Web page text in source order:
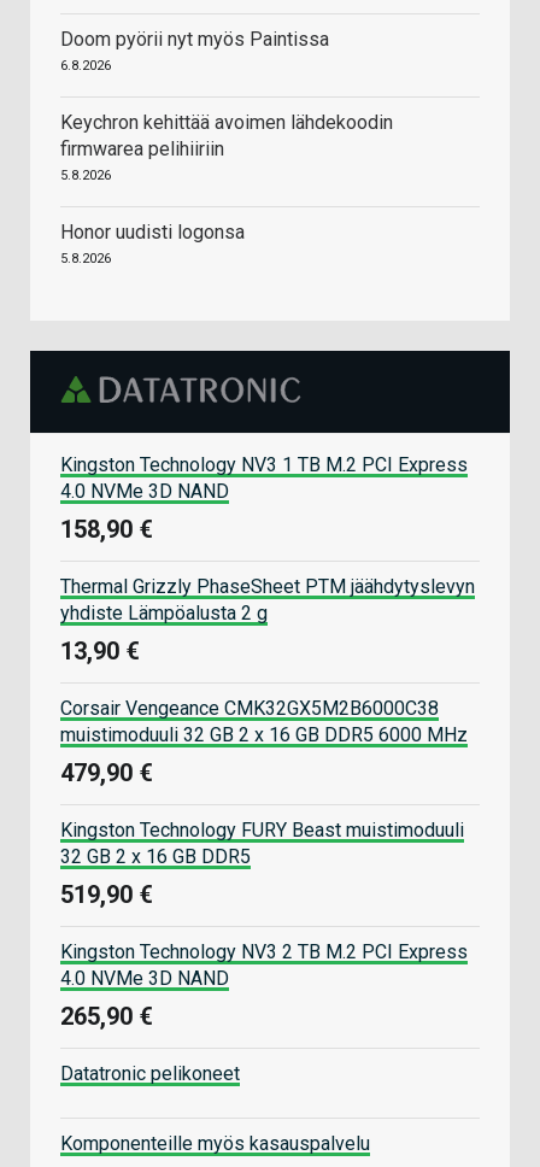
Doom pyörii nyt myös Paintissa
6.8.2026
Keychron kehittää avoimen lähdekoodin
firmwarea pelihiiriin
5.8.2026
Honor uudisti logonsa
5.8.2026
Kingston Technology NV3 1 TB M.2 PCI Express
4.0 NVMe 3D NAND
158,90 €
Thermal Grizzly PhaseSheet PTM jäähdytyslevyn
yhdiste Lämpöalusta 2 g
13,90 €
Corsair Vengeance CMK32GX5M2B6000C38
muistimoduuli 32 GB 2 x 16 GB DDR5 6000 MHz
479,90 €
Kingston Technology FURY Beast muistimoduuli
32 GB 2 x 16 GB DDR5
519,90 €
Kingston Technology NV3 2 TB M.2 PCI Express
4.0 NVMe 3D NAND
265,90 €
Datatronic pelikoneet
Komponenteille myös kasauspalvelu